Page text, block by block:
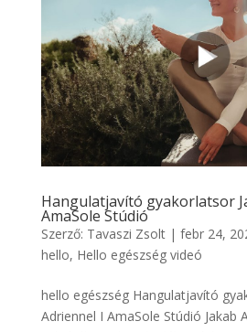
Hangulatjavító gyakorlatsor
AmaSole Stúdió
Szerző: Tavaszi Zsolt| febr 24,
hello, Hello egészség videó
hello egészség Hangulatjavító
Adriennel I AmaSole Stúdió Jakab